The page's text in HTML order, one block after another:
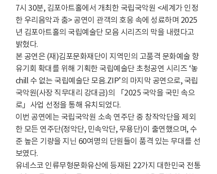
7시 30분, 김포아트홀에서 개최한 국립국악원 <세계가 인정
한 우리음악과 춤> 공연이 관객의 호응 속에 성료하며 2025
년 김포아트홀의 국립예술단 모음 시리즈의 막을 내렸다고
밝혔다.
본 공연은 (재)김포문화재단이 지역민의 고품격 문화예술 향
유기회 확대를 위해 기획한 국립예술단 초청공연 시리즈 ‘놓
chill 수 없는 국립예술단 모음.ZIP’의 마지막 공연으로, 국립
국악원(사장 직무대리 강대금)의 「2025 국악을 국민 속으
로」사업 선정을 통해 유치되었다.
이번 공연에는 국립국악원 소속 연주단 중 창작악단을 제외
한 모든 연주단(정악단, 민속악단, 무용단)이 출연했으며, 수
준 높은 기량을 지닌 60여명의 단원들이 품격 있는 무대를 선
보였다.
유네스코 인류무형문화유산에 등재된 22가지 대한민국 전통